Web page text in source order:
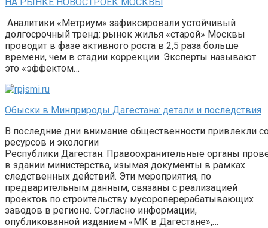
Аналитики «Метриум» зафиксировали устойчивый
долгосрочный тренд: рынок жилья «старой» Москвы
проводит в фазе активного роста в 2,5 раза больше
времени, чем в стадии коррекции. Эксперты называют
это «эффектом…
Обыски в Минприроды Дагестана: детали и последствия
В последние дни внимание общественности привлекли
ресурсов и экологии
Республики Дагестан. Правоохранительные органы
в здании министерства, изымая документы в рамках
следственных действий. Эти мероприятия, по
предварительным данным, связаны с реализацией
проектов по строительству мусороперерабатывающих
заводов в регионе. Согласно информации,
опубликованной изданием «МК в Дагестане»,…